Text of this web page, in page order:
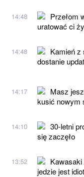
14:48
Przełom
uratować ci
14:48
Kamień z
dostanie
14:17
Masz
kusić nowym
14:10
30-letni
się zaczęło
13:52
jedzie jest